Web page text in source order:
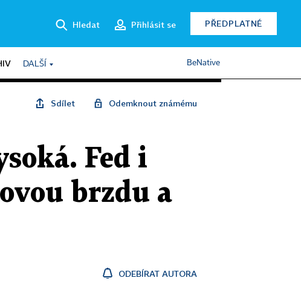
Hledat Přihlásit se PŘEDPLATNÉ
DALŠÍ BeNative
Sdílet Odemknout známému
Fed i
brzdu a
ODEBÍRAT AUTORA